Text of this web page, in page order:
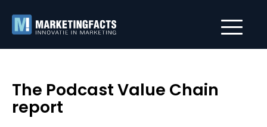
The Podcast Value Chain
report